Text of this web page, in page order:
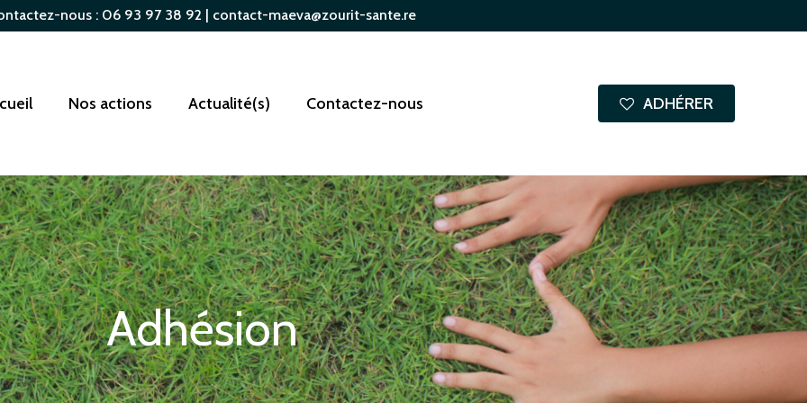
nous : 06 93 97 38 92 | contact-maeva@zourit-sante.re
Nos actions Actualité(s) Contactez-nous ADHÉRER
Adhésion